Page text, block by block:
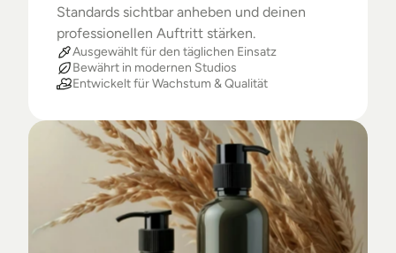
Standards sichtbar anheben und deinen
professionellen Auftritt stärken.
Ausgewählt für den täglichen Einsatz
Bewährt in modernen Studios
Entwickelt für Wachstum & Qualität